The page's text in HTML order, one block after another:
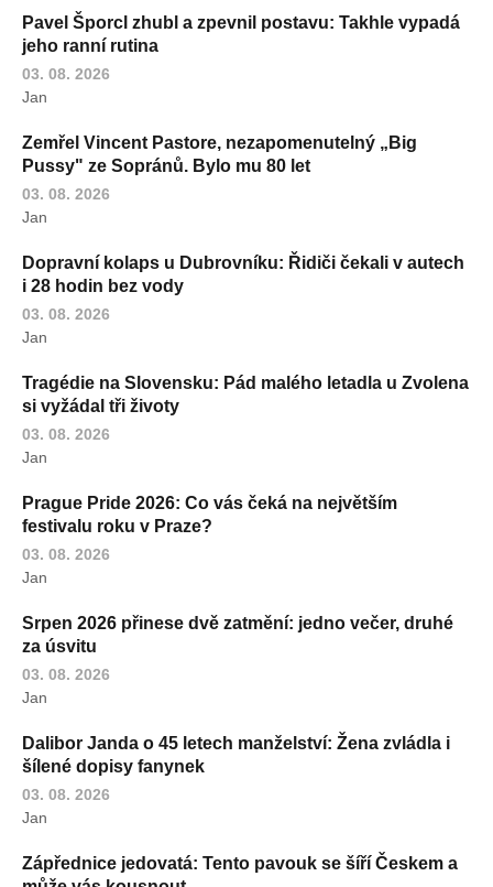
Pavel Šporcl zhubl a zpevnil postavu: Takhle vypadá
jeho ranní rutina
03. 08. 2026
Jan
Zemřel Vincent Pastore, nezapomenutelný „Big
Pussy" ze Sopránů. Bylo mu 80 let
03. 08. 2026
Jan
Dopravní kolaps u Dubrovníku: Řidiči čekali v autech
i 28 hodin bez vody
03. 08. 2026
Jan
Tragédie na Slovensku: Pád malého letadla u Zvolena
si vyžádal tři životy
03. 08. 2026
Jan
Prague Pride 2026: Co vás čeká na největším
festivalu roku v Praze?
03. 08. 2026
Jan
Srpen 2026 přinese dvě zatmění: jedno večer, druhé
za úsvitu
03. 08. 2026
Jan
Dalibor Janda o 45 letech manželství: Žena zvládla i
šílené dopisy fanynek
03. 08. 2026
Jan
Zápřednice jedovatá: Tento pavouk se šíří Českem a